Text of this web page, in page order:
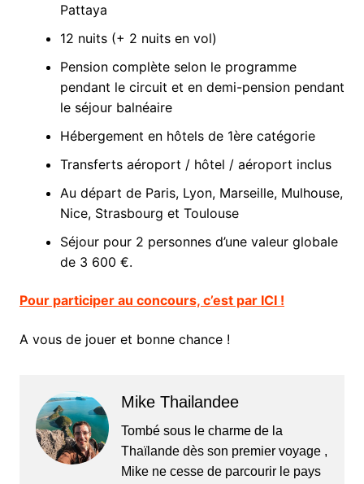
Pattaya
12 nuits (+ 2 nuits en vol)
Pension complète selon le programme
pendant le circuit et en demi-pension pendant
le séjour balnéaire
Hébergement en hôtels de 1ère catégorie
Transferts aéroport / hôtel / aéroport inclus
Au départ de Paris, Lyon, Marseille, Mulhouse,
Nice, Strasbourg et Toulouse
Séjour pour 2 personnes d’une valeur globale
de 3 600 €.
Pour participer au concours, c’est par ICI !
A vous de jouer et bonne chance !
Mike Thailandee
Tombé sous le charme de la
Thaïlande dès son premier voyage ,
Mike ne cesse de parcourir le pays